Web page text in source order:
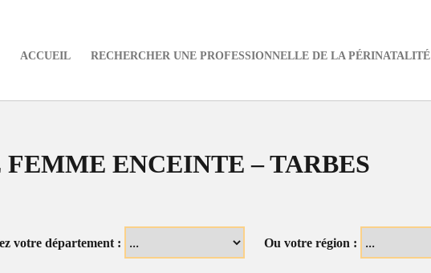
ACCUEIL RECHERCHER UNE PROFESSIONNELLE DE LA PÉRINATALITÉ
FEMME ENCEINTE – TARBES
votre département : Ou votre région :